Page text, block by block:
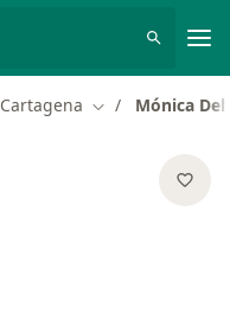
Cartagena Cambiar de
Mónica